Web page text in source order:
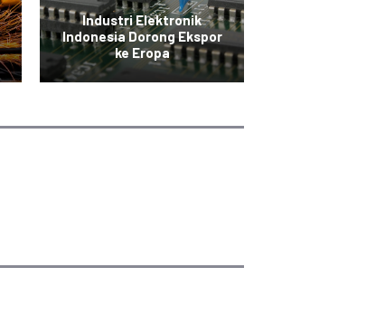
Industri Elektronik
Indonesia Dorong Ekspor
ke Eropa